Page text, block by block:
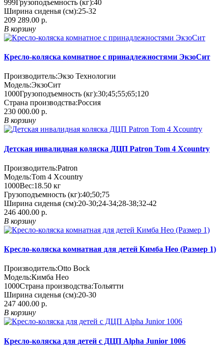
999Грузоподъемность (кг):40
Ширина сиденья (см):25-32
209 289.00 р.
В корзину
Кресло-коляска комнатное с принадлежностями ЭкзоСит
Производитель:Экзо Технологии
Модель:ЭкзоСит
1000Грузоподъемность (кг):30;45;55;65;120
Страна производства:Россия
230 000.00 р.
В корзину
Детская инвалидная коляска ДЦП Patron Tom 4 Xcountry
Производитель:Patron
Модель:Tom 4 Xcountry
1000Вес:18.50 кг
Грузоподъемность (кг):40;50;75
Ширина сиденья (см):20-30;24-34;28-38;32-42
246 400.00 р.
В корзину
Кресло-коляска комнатная для детей Кимба Нео (Размер 1)
Производитель:Otto Bock
Модель:Кимба Нео
1000Страна производства:Тольятти
Ширина сиденья (см):20-30
247 400.00 р.
В корзину
Кресло-коляска для детей с ДЦП Alpha Junior 1006